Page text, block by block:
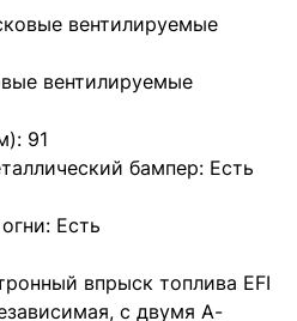
вентилируемые
вентилируемые
91
бампер: Есть
Есть
впрыск топлива EFI
с двумя А-